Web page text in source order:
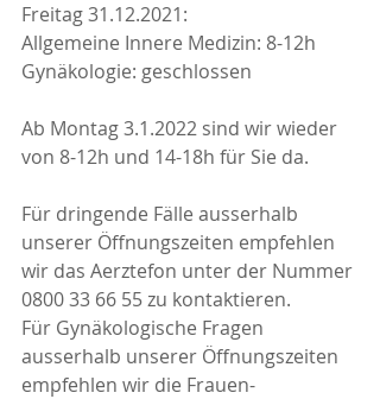
Freitag 31.12.2021:
Allgemeine Innere Medizin: 8-12h
Gynäkologie: geschlossen
Ab Montag 3.1.2022 sind wir wieder
von 8-12h und 14-18h für Sie da.
Für dringende Fälle ausserhalb
unserer Öffnungszeiten empfehlen
wir das Aerztefon unter der Nummer
0800 33 66 55 zu kontaktieren.
Für Gynäkologische Fragen
ausserhalb unserer Öffnungszeiten
empfehlen wir die Frauen-